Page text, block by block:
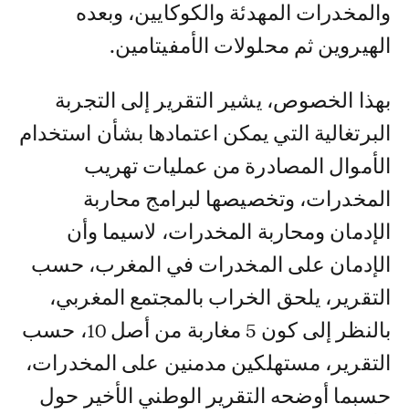
والمخدرات المهدئة والكوكايين، وبعده
الهيروين ثم محلولات الأمفيتامين.
بهذا الخصوص، يشير التقرير إلى التجربة
البرتغالية التي يمكن اعتمادها بشأن استخدام
الأموال المصادرة من عمليات تهريب
المخدرات، وتخصيصها لبرامج محاربة
الإدمان ومحاربة المخدرات، لاسيما وأن
الإدمان على المخدرات في المغرب، حسب
التقرير، يلحق الخراب بالمجتمع المغربي،
بالنظر إلى كون 5 مغاربة من أصل 10، حسب
التقرير، مستهلكين مدمنين على المخدرات،
حسبما أوضحه التقرير الوطني الأخير حول